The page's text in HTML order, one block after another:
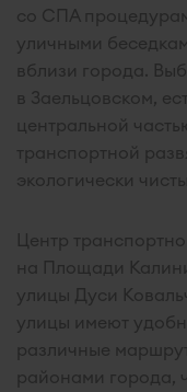
со СПА
уличными
вблизи города.
в Заельцовском,
центральной
транспортной
экологически
Центр
на Площади
улицы Дуси
улицы имеют
различные
районами города,